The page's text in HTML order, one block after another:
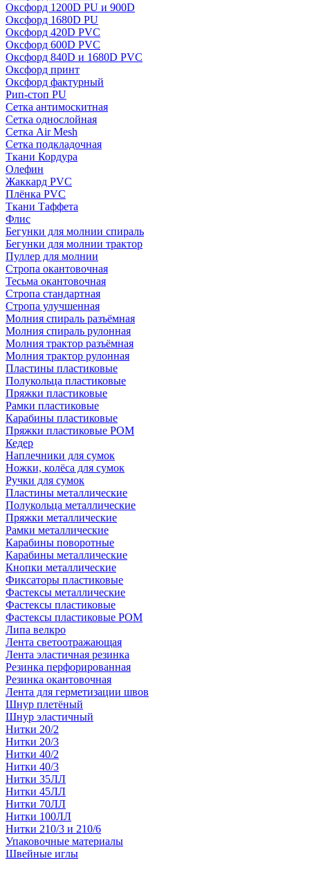
Оксфорд 1200D PU и 900D
Оксфорд 1680D PU
Оксфорд 420D PVC
Оксфорд 600D PVC
Оксфорд 840D и 1680D PVC
Оксфорд принт
Оксфорд фактурный
Рип-стоп PU
Сетка антимоскитная
Сетка однослойная
Сетка Air Mesh
Сетка подкладочная
Ткани Кордура
Олефин
Жаккард PVC
Плёнка PVC
Ткани Таффета
Флис
Бегунки для молнии спираль
Бегунки для молнии трактор
Пуллер для молнии
Стропа окантовочная
Тесьма окантовочная
Стропа стандартная
Стропа улучшенная
Молния спираль разъёмная
Молния спираль рулонная
Молния трактор разъёмная
Молния трактор рулонная
Пластины пластиковые
Полукольца пластиковые
Пряжки пластиковые
Рамки пластиковые
Карабины пластиковые
Пряжки пластиковые РОМ
Кедер
Наплечники для сумок
Ножки, колёса для сумок
Ручки для сумок
Пластины металлические
Полукольца металлические
Пряжки металлические
Рамки металлические
Карабины поворотные
Карабины металлические
Кнопки металлические
Фиксаторы пластиковые
Фастексы металлические
Фастексы пластиковые
Фастексы пластиковые POM
Липа велкро
Лента светоотражающая
Лента эластичная резинка
Резинка перфорированная
Резинка окантовочная
Лента для герметизации швов
Шнур плетёный
Шнур эластичный
Нитки 20/2
Нитки 20/3
Нитки 40/2
Нитки 40/3
Нитки 35ЛЛ
Нитки 45ЛЛ
Нитки 70ЛЛ
Нитки 100ЛЛ
Нитки 210/3 и 210/6
Упаковочные материалы
Швейные иглы